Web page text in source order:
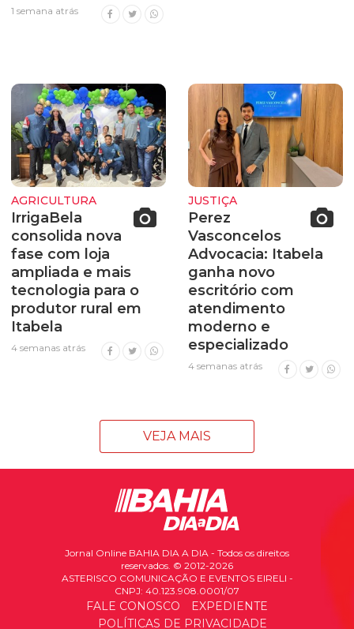
1 semana atrás
AGRICULTURA
IrrigaBela
consolida nova
fase com loja
ampliada e mais
tecnologia para o
produtor rural em
Itabela
4 semanas atrás
JUSTIÇA
Perez
Vasconcelos
Advocacia: Itabela
ganha novo
escritório com
atendimento
moderno e
especializado
4 semanas atrás
VEJA MAIS
Jornal Online BAHIA DIA A DIA - Todos os direitos
reservados. © 2012-2026
ASTERISCO COMUNICAÇÃO E EVENTOS EIRELI -
CNPJ: 40.123.908.0001/07
FALE CONOSCO
EXPEDIENTE
POLÍTICAS DE PRIVACIDADE